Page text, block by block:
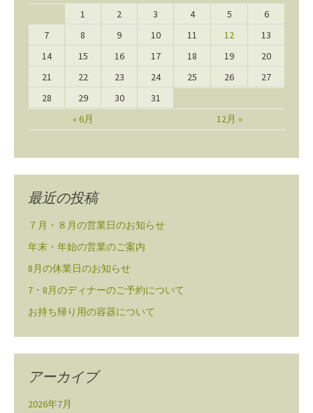
« 6月 12月 »
1 2 3 4 5
6
7
8 9 10 11 12
13
14
15 16 17 18 19
20
21
22 23 24 25 26
27
28
29 30 31
最近の投稿
７月・８月の営業日のお知らせ
年末・年始の営業のご案内
8月の休業日のお知らせ
7・8月のディナーのご予約について
お持ち帰り用の容器について
アーカイブ
2026年7月